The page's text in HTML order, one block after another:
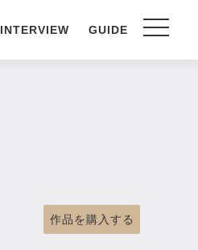
INTERVIEW GUIDE
作品を購入する